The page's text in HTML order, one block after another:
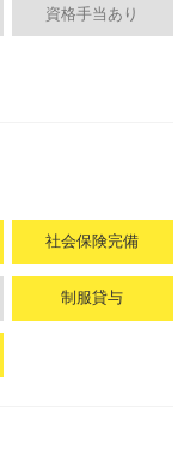
資格手当あり
社会保険完備
制服貸与